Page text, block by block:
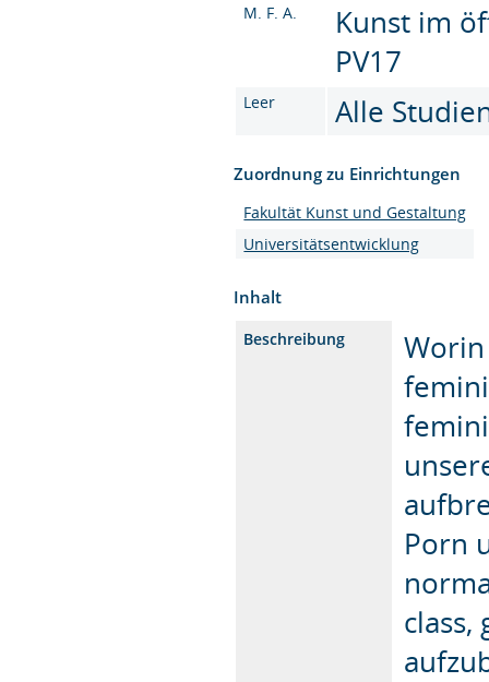
M. F. A.
Kunst im
PV17
Leer Alle
Zuordnung zu Einrichtungen
Fakultät Kunst und Gestaltung
Universitätsentwicklung
Inhalt
Beschreibung
Porn